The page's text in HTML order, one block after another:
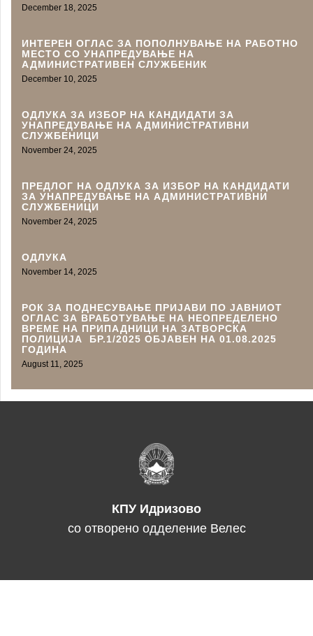
December 18, 2025
ИНТЕРЕН ОГЛАС ЗА ПОПОЛНУВАЊЕ НА РАБОТНО
МЕСТО СО УНАПРЕДУВАЊЕ НА
АДМИНИСТРАТИВЕН СЛУЖБЕНИК
December 10, 2025
ОДЛУКА ЗА ИЗБОР НА КАНДИДАТИ ЗА
УНАПРЕДУВАЊЕ НА АДМИНИСТРАТИВНИ
СЛУЖБЕНИЦИ
November 24, 2025
ПРЕДЛОГ НА ОДЛУКА ЗА ИЗБОР НА КАНДИДАТИ
ЗА УНАПРЕДУВАЊЕ НА АДМИНИСТРАТИВНИ
СЛУЖБЕНИЦИ
November 24, 2025
ОДЛУКА
November 14, 2025
РОК ЗА ПОДНЕСУВАЊЕ ПРИЈАВИ ПО ЈАВНИОТ
ОГЛАС ЗА ВРАБОТУВАЊЕ НА НЕОПРЕДЕЛЕНО
ВРЕМЕ НА ПРИПАДНИЦИ НА ЗАТВОРСКА
ПОЛИЦИЈА БР.1/2025 ОБЈАВЕН НА 01.08.2025
ГОДИНА
August 11, 2025
КПУ Идризово
со отворено одделение Велес